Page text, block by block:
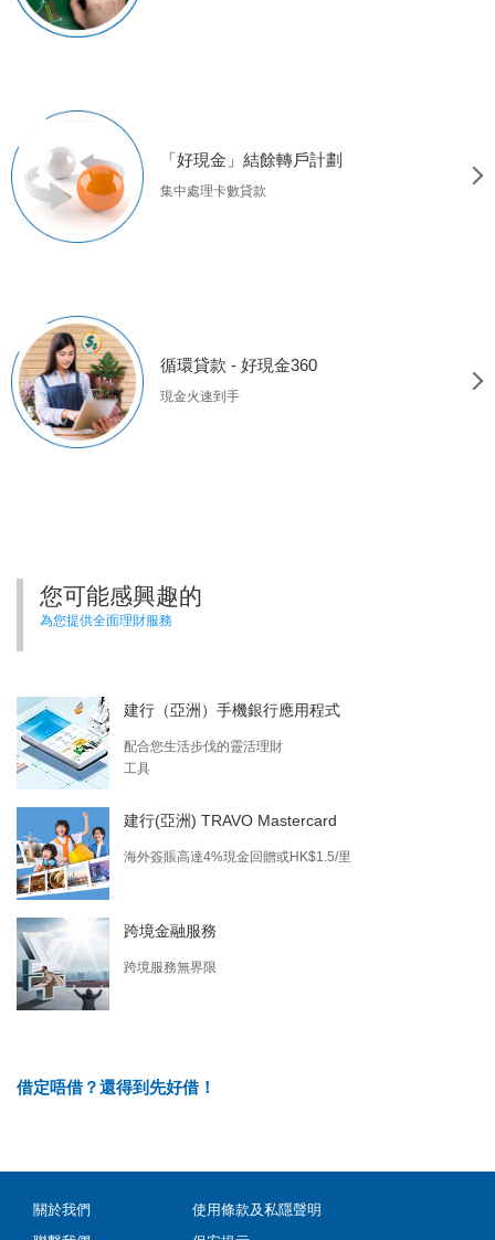
「好現金」結餘轉戶計劃
集中處理卡數貸款
循環貸款 - 好現金360
現金火速到手
您可能感興趣的
為您提供全面理財服務
建行（亞洲）手機銀行應用程式
配合您生活步伐的靈活理財
工具
建行(亞洲) TRAVO Mastercard
海外簽賬高達4%現金回贈或HK$1.5/里
跨境金融服務
跨境服務無界限
借定唔借？還得到先好借！
關於我們
使用條款及私隱聲明